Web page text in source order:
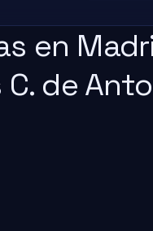
en
de